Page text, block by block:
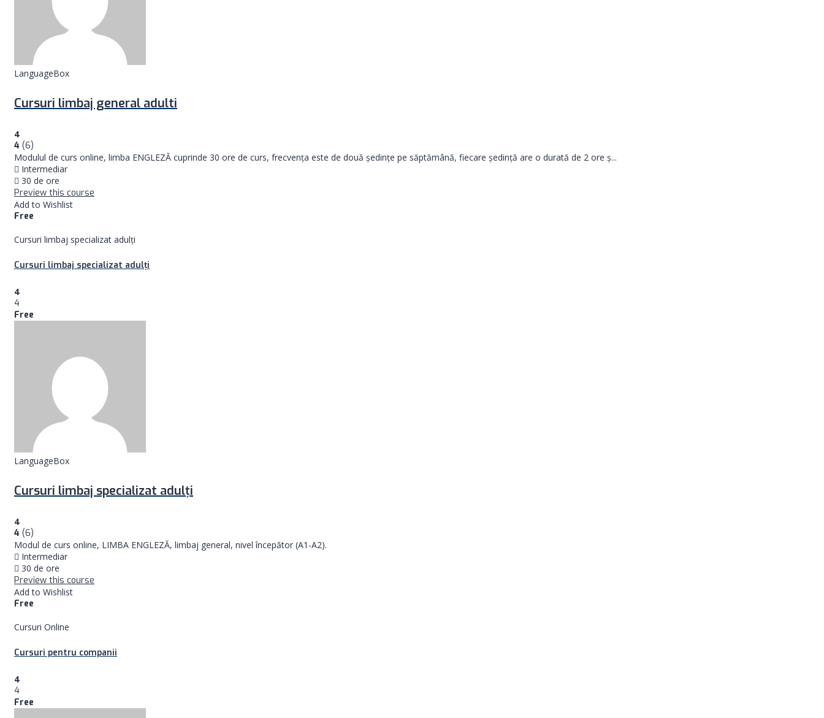
LanguageBox
Cursuri limbaj general adulti
4
4 (6)
Modulul de curs online, limba ENGLEZĂ cuprinde 30 ore de curs, frecvența este de două ședințe pe săptămână, fiecare ședință are o durată de 2 ore ş...
Intermediar
30 de ore
Preview this course
Add to Wishlist
Free
Cursuri limbaj specializat adulţi
Cursuri limbaj specializat adulţi
4
4
Free
LanguageBox
Cursuri limbaj specializat adulţi
4
4 (6)
Modul de curs online, LIMBA ENGLEZĂ, limbaj general, nivel începător (A1-A2).
Intermediar
30 de ore
Preview this course
Add to Wishlist
Free
Cursuri Online
Cursuri pentru companii
4
4
Free